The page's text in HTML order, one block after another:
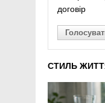
договір
СТИЛЬ